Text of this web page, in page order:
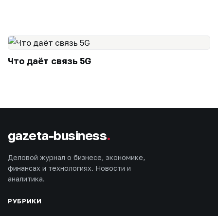
Что даёт связь 5G
gazeta-business.
Деловой журнал о бизнесе, экономике,
финансах и технологиях. Новости и
аналитика.
РУБРИКИ